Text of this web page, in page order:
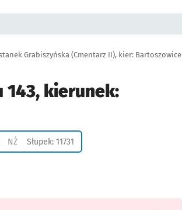
Grabiszyńska (Cmentarz II), kier: Bartoszowice
143, kierunek:
NŻPrzystanek na życzenie
Słupek: 11731